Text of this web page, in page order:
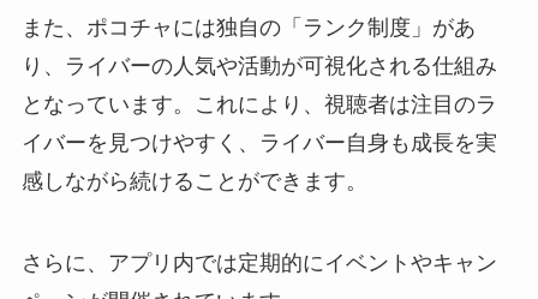
また、ポコチャには独自の「ランク制度」があ
り、ライバーの人気や活動が可視化される仕組み
となっています。これにより、視聴者は注目のラ
イバーを見つけやすく、ライバー自身も成長を実
感しながら続けることができます。
さらに、アプリ内では定期的にイベントやキャン